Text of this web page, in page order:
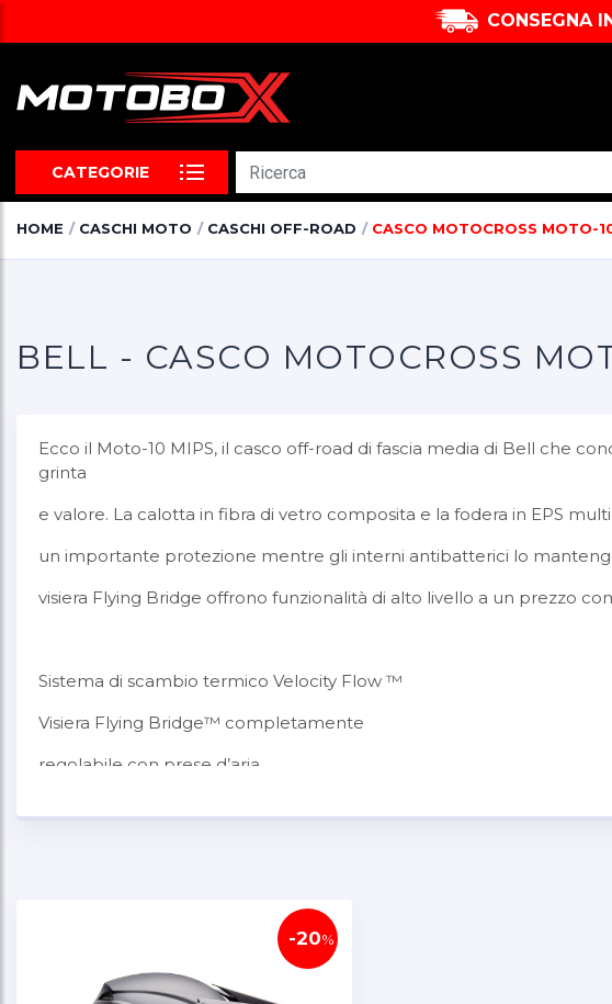
CONSEGNA
CATEGORIE
HOME CASCHI MOTO CASCHI OFF-ROAD CASCO MOTOCROSS MOTO-
BELL - CASCO MOTOCROSS
Ecco il Moto-10 MIPS, il casco off-road di fascia media di Bell che
grinta
e valore. La calotta in fibra di vetro composita e la fodera in EPS
un importante protezione mentre gli interni antibatterici lo
visiera Flying Bridge offrono funzionalità di alto livello a un prezzo
Sistema di scambio termico Velocity Flow ™
Visiera Flying Bridge™ completamente
regolabile con prese d’aria
Interni antibatterici rimovibili/lavabili
Ampia apertura casco per occhiali
-20%